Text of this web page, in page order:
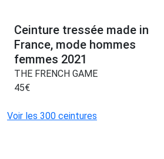
Ceinture tressée made in
France, mode hommes
femmes 2021
THE FRENCH GAME
45€
Voir les 300 ceintures